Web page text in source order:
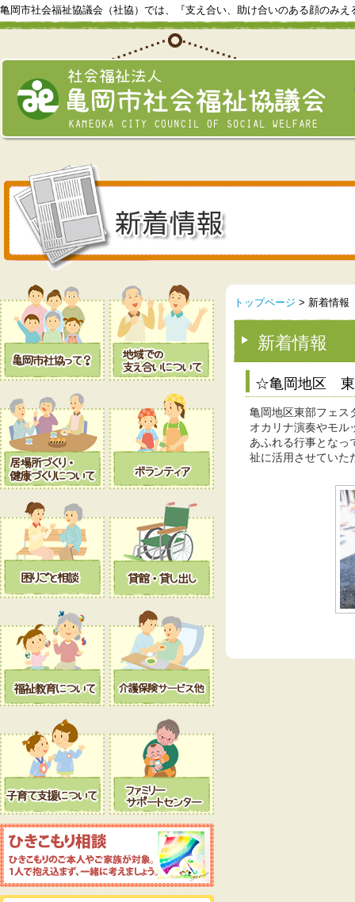
亀岡市社会福祉協議会（社協）では、『支え合い、助け合いのある顔のみ
トップページ > 新着情報
新着情報
☆亀岡地区 東
亀岡地区東部フェス
オカリナ演奏やモル
あふれる行事となっ
祉に活用させていた